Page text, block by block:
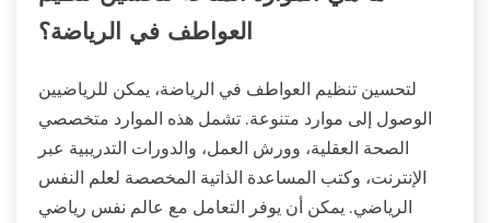
العواطف في الرياضة؟
لتحسين تنظيم العواطف في الرياضة، يمكن للرياضيين
الوصول إلى موارد متنوعة. تشمل هذه الموارد متخصصي
الصحة العقلية، وورش العمل، والدورات التدريبية عبر
الإنترنت، وكتب المساعدة الذاتية المخصصة لعلم النفس
الرياضي. يمكن أن يوفر التعامل مع عالم نفس رياضي